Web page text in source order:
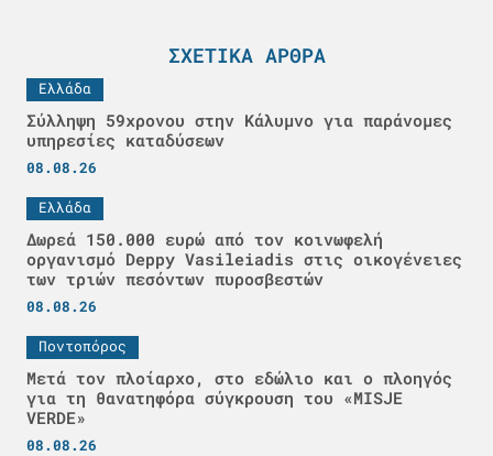
ΣΧΕΤΙΚΆ ΆΡΘΡΑ
Ελλάδα
Σύλληψη 59χρονου στην Κάλυμνο για παράνομες
υπηρεσίες καταδύσεων
08.08.26
Ελλάδα
Δωρεά 150.000 ευρώ από τον κοινωφελή
οργανισμό Deppy Vasileiadis στις οικογένειες
των τριών πεσόντων πυροσβεστών
08.08.26
Ποντοπόρος
Μετά τον πλοίαρχο, στο εδώλιο και ο πλοηγός
για τη θανατηφόρα σύγκρουση του «MISJE
VERDE»
08.08.26